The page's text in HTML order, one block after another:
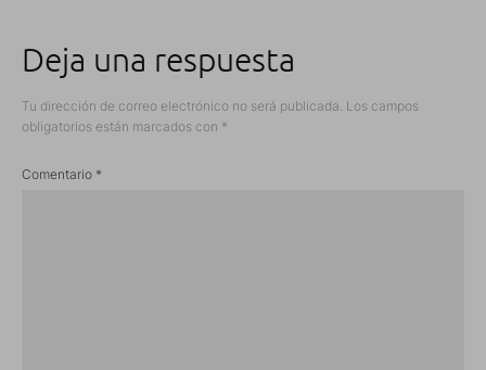
Deja una respuesta
Tu dirección de correo electrónico no será publicada. Los campos
obligatorios están marcados con *
Comentario *